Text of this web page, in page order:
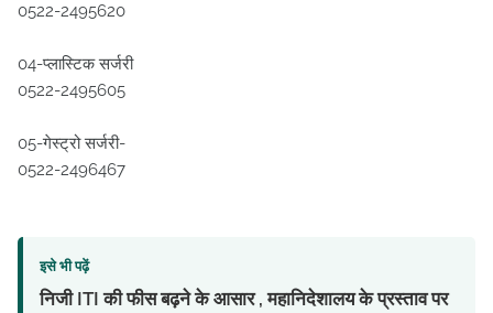
0522-2495620
04-प्लास्टिक सर्जरी
0522-2495605
05-गेस्ट्रो सर्जरी-
0522-2496467
इसे भी पढ़ें
निजी ITI की फीस बढ़ने के आसार , महानिदेशालय के प्रस्ताव पर